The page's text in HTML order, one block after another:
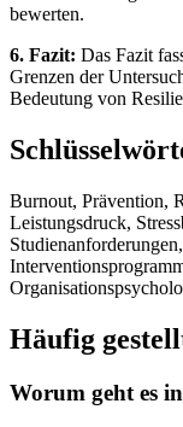
bewerten.
6. Fazit: Das Fazit
Grenzen der
Bedeutung von
Burnout, Prävention,
Leistungsdruck,
Häufig
Worum geht es